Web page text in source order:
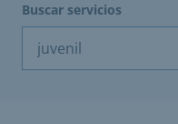
Buscar servicios